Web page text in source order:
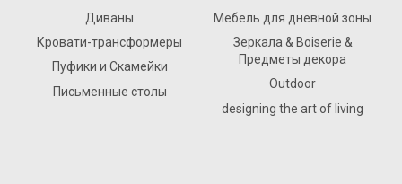
Диваны
Кровати-трансформеры
Пуфики и Скамейки
Письменные столы
Мебель для дневной зоны
Зеркала & Boiserie &
Предметы декора
Outdoor
designing the art of living